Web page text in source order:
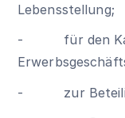
Lebensstellung;
- für den Kauf
- zur